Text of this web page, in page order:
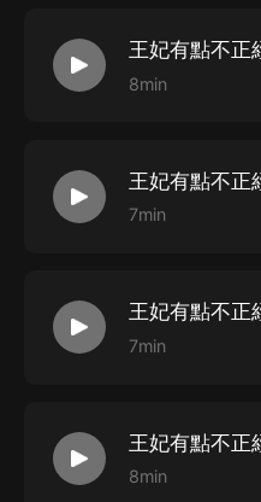
鬨？是我在鬨還是她在捉
一樣。我已經夠倒黴了，
難道，我真的穿越了嗎TT
王妃有點不正
8min
王妃有點不
7min
王妃有點不正
7min
王妃有點不正
8min